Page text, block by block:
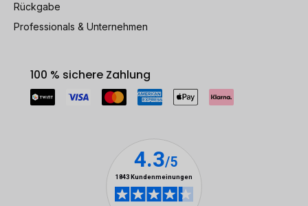
Rückgabe
Professionals & Unternehmen
100 % sichere Zahlung